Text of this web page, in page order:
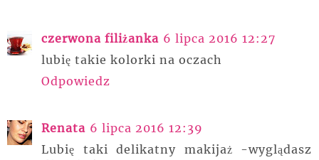
czerwona filiżanka 6 lipca 2016 12:27
lubię takie kolorki na oczach
Odpowiedz
Renata 6 lipca 2016 12:39
Lubię taki delikatny makijaż -wyglądasz